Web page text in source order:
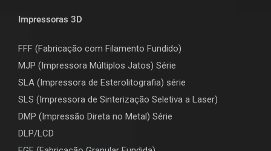
Impressoras 3D
FFF (Fabricação com Filamento Fundido)
MJP (Impressora Múltiplos Jatos) Série
SLA (Impressora de Esterolitografia) série
SLS (Impressora de Sinterização Seletiva a Laser)
DMP (Impressão Direta no Metal) Série
DLP/LCD